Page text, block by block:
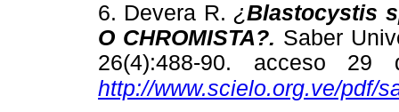
6. Devera R. ¿Blastocystis
O CHROMISTA?. Saber
26(4):488-90. acceso 29
http://www.scielo.org.ve/pdf/